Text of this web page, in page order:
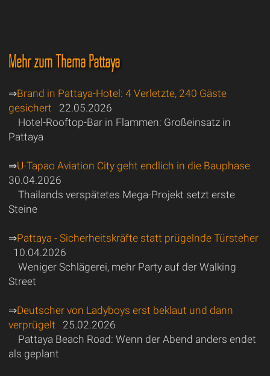
Mehr zum Thema Pattaya
⇒Brand in Pattaya-Hotel: 4 Verletzte, 240 Gäste
gesichert 22.05.2026
Hotel-Rooftop-Bar in Flammen: Großeinsatz in
Pattaya
⇒U-Tapao Aviation City geht endlich in die Bauphase
30.04.2026
Thailands verspätetes Mega-Projekt setzt erste
Steine
⇒Pattaya - Sicherheitskräfte statt prügelnde Türsteher
10.04.2026
Weniger Schlägerei, mehr Party auf der Walking
Street
⇒Deutscher von Ladyboys erst beklaut und dann
verprügelt 25.02.2026
Pattaya Beach Road: Wenn der Abend anders endet
als geplant